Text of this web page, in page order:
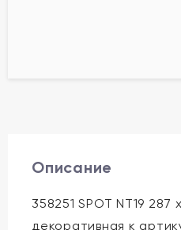
Описание
358251 SPOT NT19 287
декоративная к